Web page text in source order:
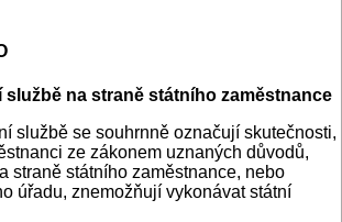
službě na straně státního zaměstnance
službě se souhrnně označují skutečnosti,
ze zákonem uznaných důvodů,
straně státního zaměstnance, nebo
úřadu, znemožňují vykonávat státní